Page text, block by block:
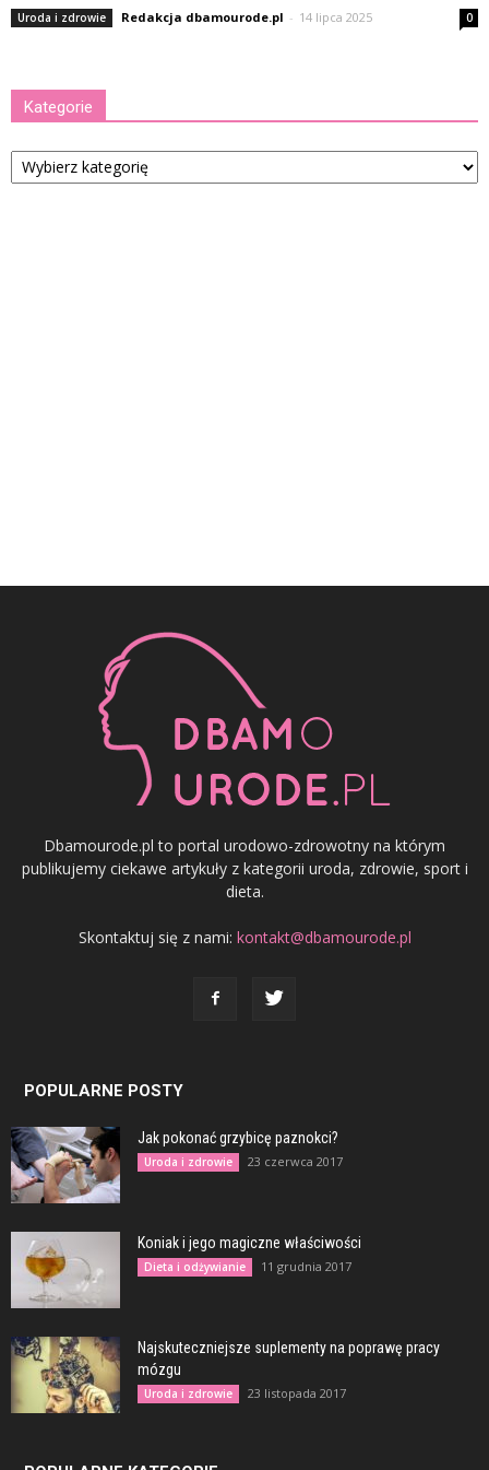
Uroda i zdrowie Redakcja dbamourode.pl - 14 lipca 2025 0
Kategorie
Kategorie
Dbamourode.pl to portal urodowo-zdrowotny na którym
publikujemy ciekawe artykuły z kategorii uroda, zdrowie, sport i
dieta.
Skontaktuj się z nami: kontakt@dbamourode.pl
POPULARNE POSTY
Jak pokonać grzybicę paznokci?
Uroda i zdrowie 23 czerwca 2017
Koniak i jego magiczne właściwości
Dieta i odżywianie 11 grudnia 2017
Najskuteczniejsze suplementy na poprawę pracy
mózgu
Uroda i zdrowie 23 listopada 2017